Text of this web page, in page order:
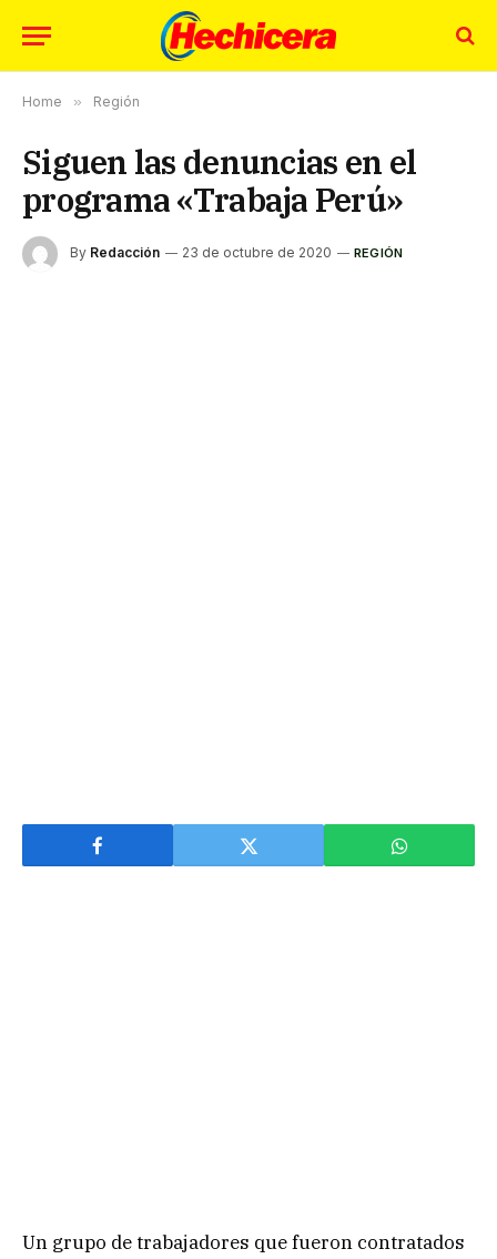
Home » Región
Siguen las denuncias en el
programa «Trabaja Perú»
By Redacción 23 de octubre de 2020 REGIÓN
Un grupo de trabajadores que fueron contratados